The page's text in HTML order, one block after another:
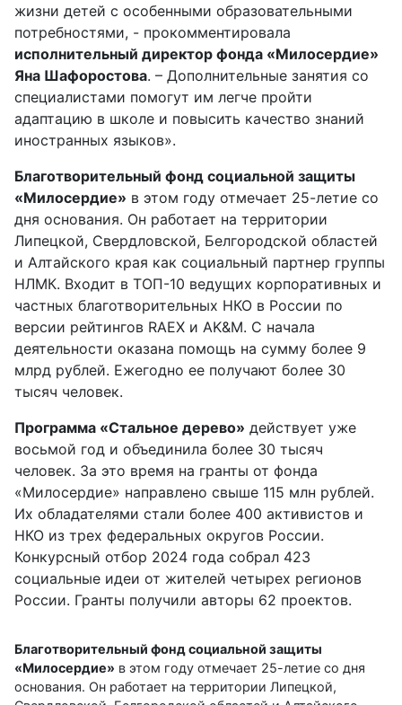
жизни детей с особенными образовательными
потребностями, - прокомментировала
исполнительный директор фонда «Милосердие»
Яна Шафоростова. – Дополнительные занятия со
специалистами помогут им легче пройти
адаптацию в школе и повысить качество знаний
иностранных языков».
Благотворительный фонд социальной защиты
«Милосердие» в этом году отмечает 25-летие со
дня основания. Он работает на территории
Липецкой, Свердловской, Белгородской областей
и Алтайского края как социальный партнер группы
НЛМК. Входит в ТОП-10 ведущих корпоративных и
частных благотворительных НКО в России по
версии рейтингов RAEX и AK&M. С начала
деятельности оказана помощь на сумму более 9
млрд рублей. Ежегодно ее получают более 30
тысяч человек.
Программа «Стальное дерево» действует уже
восьмой год и объединила более 30 тысяч
человек. За это время на гранты от фонда
«Милосердие» направлено свыше 115 млн рублей.
Их обладателями стали более 400 активистов и
НКО из трех федеральных округов России.
Конкурсный отбор 2024 года собрал 423
социальные идеи от жителей четырех регионов
России. Гранты получили авторы 62 проектов.
Благотворительный фонд социальной защиты
«Милосердие» в этом году отмечает 25-летие со дня
основания. Он работает на территории Липецкой,